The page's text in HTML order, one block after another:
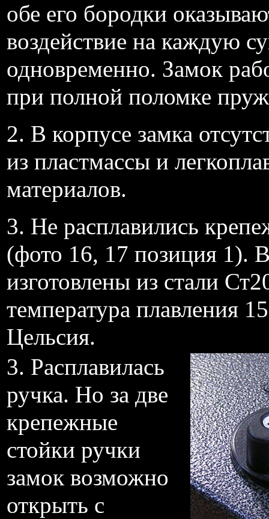
обе его бородки
воздействие на каждую
одновременно. Замок
при полной поломке
2. В корпусе замка
из пластмассы и
материалов.
3. Не расплавились
(фото 16, 17 позиция 1).
изготовлены из стали
температура плавления
Цельсия.
3. Расплавилась
ручка. Но за две
крепежные
стойки ручки
замок возможно
открыть с